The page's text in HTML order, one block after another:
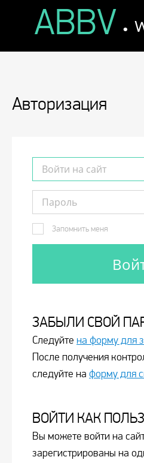
ABBV .
Авторизация
Запомнить меня
ЗАБЫЛИ СВОЙ
Следуйте на форму для
После получения
следуйте на форму для
ВОЙТИ КАК
Вы можете войти на
зарегистрированы на